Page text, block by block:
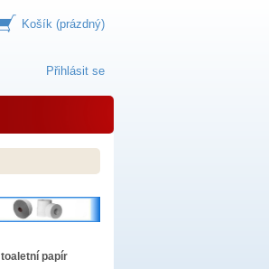
Košík (prázdný)
Přihlásit se
toaletní papír